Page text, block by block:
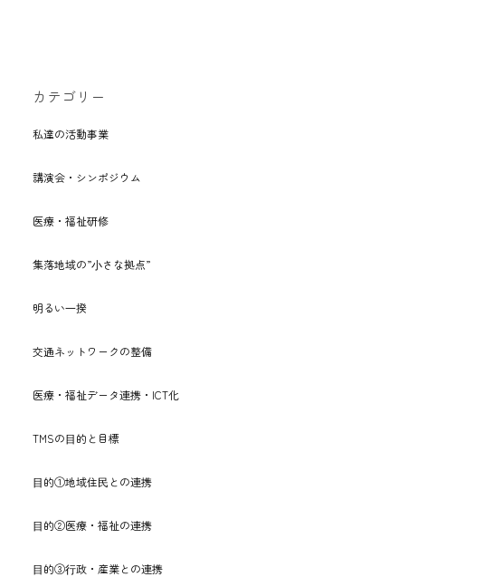
カテゴリー
私達の活動事業
講演会・シンポジウム
医療・福祉研修
集落地域の”⼩さな拠点”
明るい⼀揆
交通ネットワークの整備
医療・福祉データ連携・ICT化
TMSの⽬的と目標
⽬的①地域住⺠との連携
⽬的②医療・福祉の連携
⽬的③⾏政・産業との連携